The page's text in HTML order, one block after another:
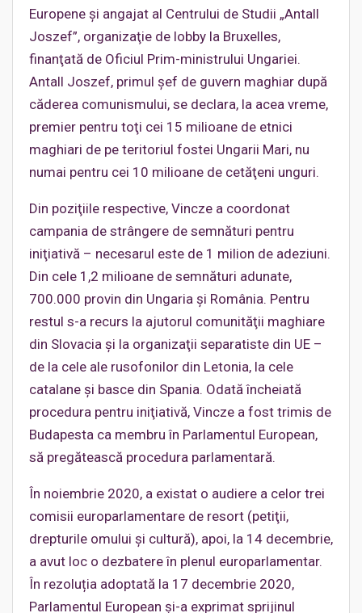
Europene şi angajat al Centrului de Studii „Antall
Joszef”, organizaţie de lobby la Bruxelles,
finanţată de Oficiul Prim-ministrului Ungariei.
Antall Joszef, primul şef de guvern maghiar după
căderea comunismului, se declara, la acea vreme,
premier pentru toţi cei 15 milioane de etnici
maghiari de pe teritoriul fostei Ungarii Mari, nu
numai pentru cei 10 milioane de cetăţeni unguri.
Din poziţiile respective, Vincze a coordonat
campania de strângere de semnături pentru
iniţiativă – necesarul este de 1 milion de adeziuni.
Din cele 1,2 milioane de semnături adunate,
700.000 provin din Ungaria şi România. Pentru
restul s-a recurs la ajutorul comunităţii maghiare
din Slovacia şi la organizaţii separatiste din UE –
de la cele ale rusofonilor din Letonia, la cele
catalane şi basce din Spania. Odată încheiată
procedura pentru iniţiativă, Vincze a fost trimis de
Budapesta ca membru în Parlamentul European,
să pregătească procedura parlamentară.
În noiembrie 2020, a existat o audiere a celor trei
comisii europarlamentare de resort (petiţii,
drepturile omului şi cultură), apoi, la 14 decembrie,
a avut loc o dezbatere în plenul europarlamentar.
În rezoluția adoptată la 17 decembrie 2020,
Parlamentul European și-a exprimat sprijinul